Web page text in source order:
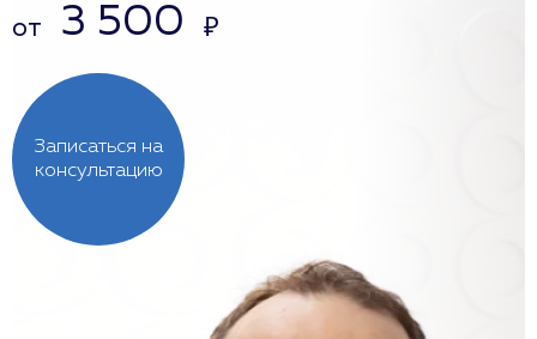
Записаться на
консультацию
от 3 500 ₽